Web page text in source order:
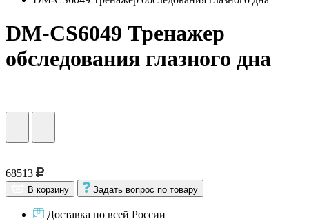
DM-CS6049 Тренажер
обследования глазного дна
68513
В корзину Задать вопрос по товару
Доставка по всей России